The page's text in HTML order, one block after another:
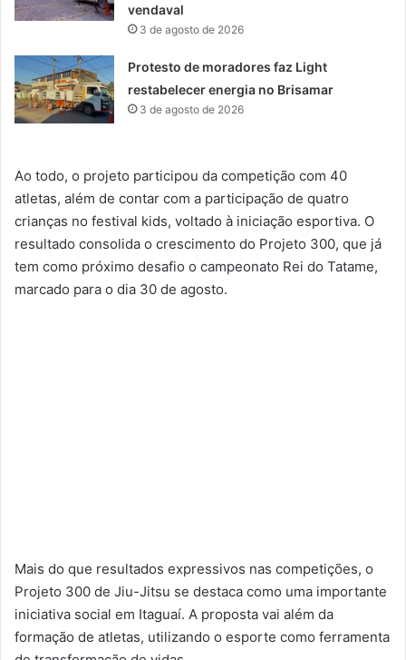
vendaval
3 de agosto de 2026
Protesto de moradores faz Light
restabelecer energia no Brisamar
3 de agosto de 2026
Ao todo, o projeto participou da competição com 40
atletas, além de contar com a participação de quatro
crianças no festival kids, voltado à iniciação esportiva. O
resultado consolida o crescimento do Projeto 300, que já
tem como próximo desafio o campeonato Rei do Tatame,
marcado para o dia 30 de agosto.
Mais do que resultados expressivos nas competições, o
Projeto 300 de Jiu-Jitsu se destaca como uma importante
iniciativa social em Itaguaí. A proposta vai além da
formação de atletas, utilizando o esporte como ferramenta